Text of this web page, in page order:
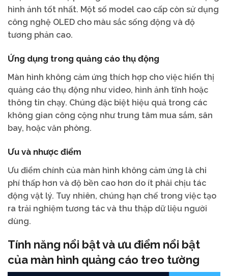
hình ảnh tốt nhất. Một số model cao cấp còn sử dụng
công nghệ OLED cho màu sắc sống động và độ
tương phản cao.
Ứng dụng trong quảng cáo thụ động
Màn hình không cảm ứng thích hợp cho việc hiển thị
quảng cáo thụ động như video, hình ảnh tĩnh hoặc
thông tin chạy. Chúng đặc biệt hiệu quả trong các
không gian công cộng như trung tâm mua sắm, sân
bay, hoặc văn phòng.
Ưu và nhược điểm
Ưu điểm chính của màn hình không cảm ứng là chi
phí thấp hơn và độ bền cao hơn do ít phải chịu tác
động vật lý. Tuy nhiên, chúng hạn chế trong việc tạo
ra trải nghiệm tương tác và thu thập dữ liệu người
dùng.
Tính năng nổi bật và ưu điểm nổi bật
của màn hình quảng cáo treo tường